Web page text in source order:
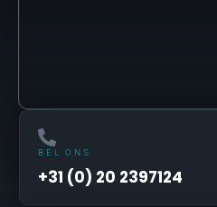
BEL ONS
+31 (0) 20 2397124